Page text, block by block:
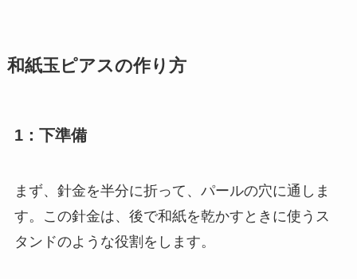
和紙玉ピアスの作り方
1：下準備
まず、針金を半分に折って、パールの穴に通しま
す。この針金は、後で和紙を乾かすときに使うス
タンドのような役割をします。